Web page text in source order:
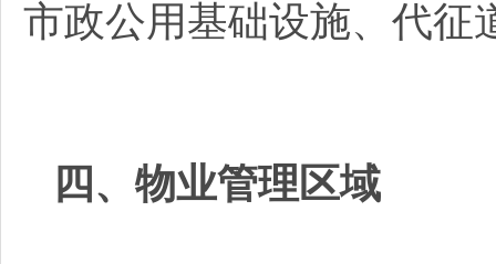
市政公用基础设施、代征
四、物业管理区域